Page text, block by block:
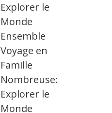
Explorer le
Monde
Ensemble
Voyage en
Famille
Nombreuse:
Explorer le
Monde